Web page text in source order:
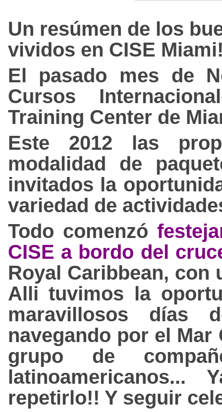
Un resúmen de los
vividos en CISE
El pasado mes de
Cursos
Training Center de
Este 2012 las
modalidad de
invitados la
variedad de
Todo comenzó
CISE a bordo del
Royal Caribbean, con
Alli tuvimos la
maravillosos días
navegando por el
grupo de
latinoamericanos...
repetirlo!! Y seguir